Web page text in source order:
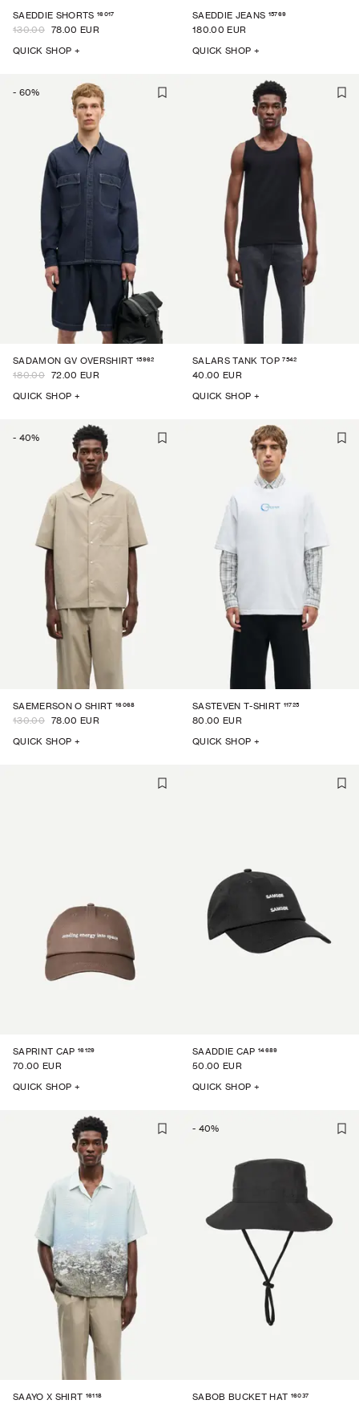
SAEDDIE SHORTS 16017
130.00 78.00 EUR
QUICK SHOP +
SAEDDIE JEANS 15769
180.00 EUR
QUICK SHOP +
- 60%
SADAMON GV OVERSHIRT 15962
180.00 72.00 EUR
QUICK SHOP +
SALARS TANK TOP 7542
40.00 EUR
QUICK SHOP +
- 40%
SAEMERSON O SHIRT 16068
130.00 78.00 EUR
QUICK SHOP +
SASTEVEN T-SHIRT 11725
80.00 EUR
QUICK SHOP +
SAPRINT CAP 16129
70.00 EUR
QUICK SHOP +
SAADDIE CAP 14689
50.00 EUR
QUICK SHOP +
SAAYO X SHIRT 16118
- 40%
SABOB BUCKET HAT 16037